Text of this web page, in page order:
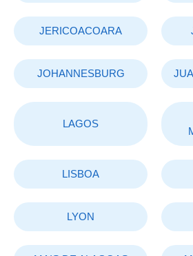
JERICOACOARA
JOHANNESBURG
LAGOS
LISBOA
LYON